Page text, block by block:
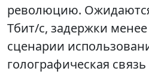
революцию.
Тбит/с, задержки
сценарии
голографическая